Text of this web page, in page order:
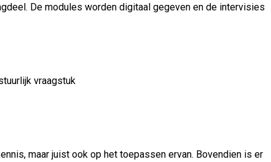
De modules worden digitaal gegeven en de intervisies
vraagstuk
maar juist ook op het toepassen ervan. Bovendien is er